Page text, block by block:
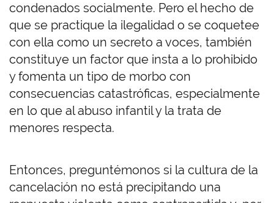
condenados socialmente. Pero el hecho de
que se practique la ilegalidad o se coquetee
con ella como un secreto a voces, también
constituye un factor que insta a lo prohibido
y fomenta un tipo de morbo con
consecuencias catastróficas, especialmente
en lo que al abuso infantil y la trata de
menores respecta.
Entonces, preguntémonos si la cultura de la
cancelación no está precipitando una